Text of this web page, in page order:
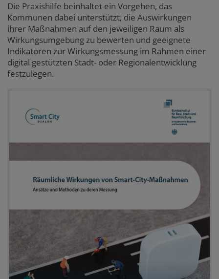
Die Praxishilfe beinhaltet ein Vorgehen, das
Kommunen dabei unterstützt, die Auswirkungen
ihrer Maßnahmen auf den jeweiligen Raum als
Wirkungsumgebung zu bewerten und geeignete
Indikatoren zur Wirkungsmessung im Rahmen einer
digital gestützten Stadt- oder Regionalentwicklung
festzulegen.